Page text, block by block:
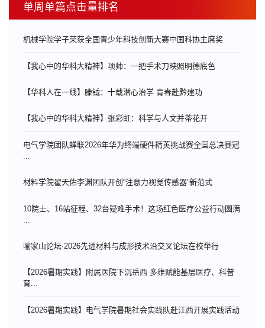
单周单篇点击量排名
机械学院学子荣获全国青少年科技创新大赛中国科协主席奖
【我心中的华科大精神】项帅：一把手术刀映照明德底色
【华科人在一线】滕钺：十载潜心治学 青春赴黔建功
【我心中的华科大精神】张彩虹：科学与人文并蒂花开
电气学院团队蝉联2026年华为终端硬件精英挑战赛全国总决赛冠
材料学院翟天佑李渊团队开创“注意力视觉传感器”新范式
10院士、16站征程、32台疑难手术！这场红色医疗公益行动圆满
喻家山论坛·2026先进材料与成形技术沿交叉论坛在校举行
【2026暑期实践】附属医院下沉岳西 多维赋能基层医疗、科普
育...
【2026暑期实践】电气学院暑期社会实践队赴江西开展实践活动